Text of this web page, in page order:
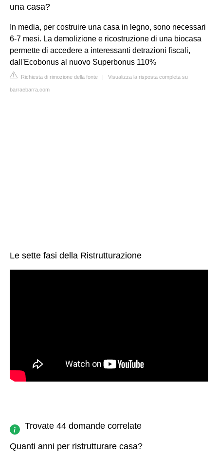
una casa?
In media, per costruire una casa in legno, sono necessari
6-7 mesi. La demolizione e ricostruzione di una biocasa
permette di accedere a interessanti detrazioni fiscali,
dall'Ecobonus al nuovo Superbonus 110%
Richiesta di rimozione della fonte | Visualizza la risposta completa su
barraebarra.com
Le sette fasi della Ristrutturazione
Trovate 44 domande correlate
Quanti anni per ristrutturare casa?